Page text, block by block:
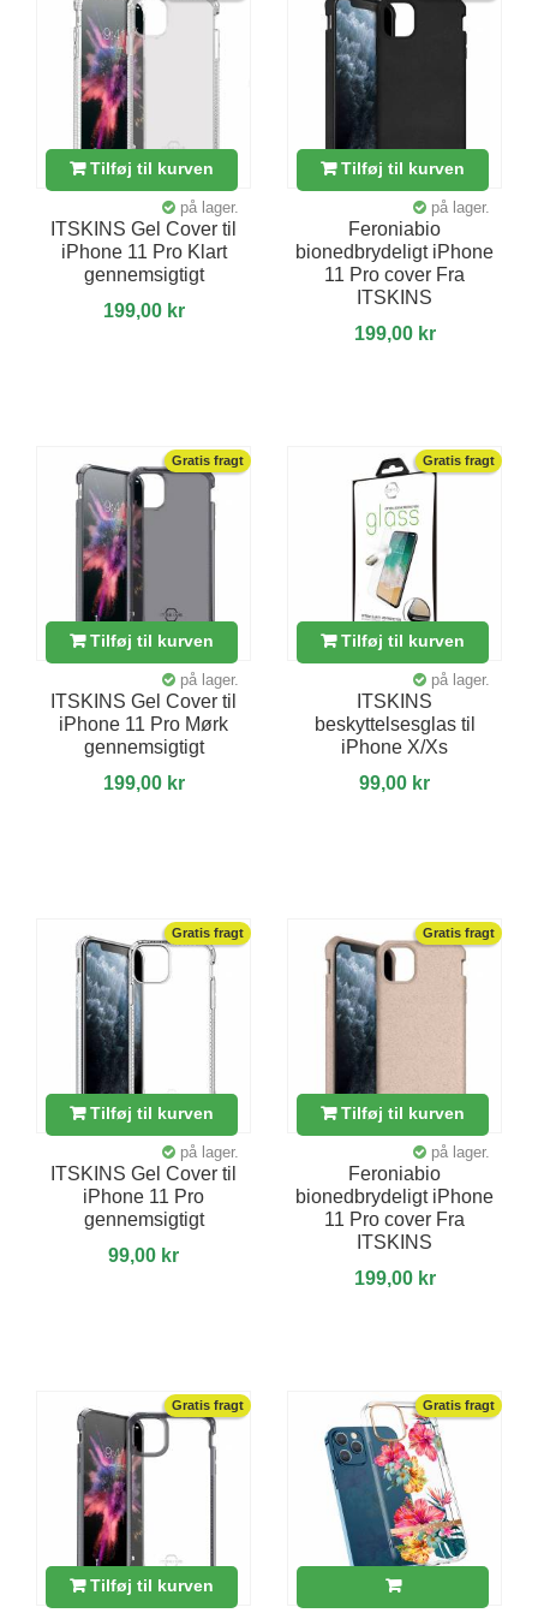
Tilføj til kurven
på lager.
ITSKINS Gel Cover til
iPhone 11 Pro Klart
gennemsigtigt
199,00 kr
Tilføj til kurven
på lager.
Feroniabio
bionedbrydeligt iPhone
11 Pro cover Fra
ITSKINS
199,00 kr
Gratis fragt
Tilføj til kurven
på lager.
ITSKINS Gel Cover til
iPhone 11 Pro Mørk
gennemsigtigt
199,00 kr
Gratis fragt
Tilføj til kurven
på lager.
ITSKINS
beskyttelsesglas til
iPhone X/Xs
99,00 kr
Gratis fragt
Tilføj til kurven
på lager.
ITSKINS Gel Cover til
iPhone 11 Pro
gennemsigtigt
99,00 kr
Gratis fragt
Tilføj til kurven
på lager.
Feroniabio
bionedbrydeligt iPhone
11 Pro cover Fra
ITSKINS
199,00 kr
Gratis fragt
Tilføj til kurven
Gratis fragt